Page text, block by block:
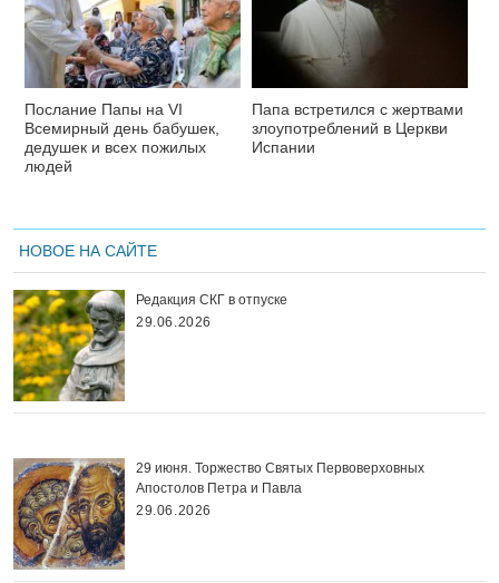
Послание Папы на VI
Всемирный день бабушек,
дедушек и всех пожилых
людей
Папа встретился с жертвами
злоупотреблений в Церкви
Испании
НОВОЕ НА САЙТЕ
Редакция СКГ в отпуске
29.06.2026
29 июня. Торжество Святых Первоверховных
Апостолов Петра и Павла
29.06.2026